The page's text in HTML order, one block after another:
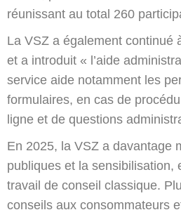
réunissant au total 260
La VSZ a également continué
et a introduit « l’aide
service aide notamment les
formulaires, en cas de
ligne et de questions
En 2025, la VSZ a davantage
publiques et la sensibilisation,
travail de conseil classique.
conseils aux consommateurs